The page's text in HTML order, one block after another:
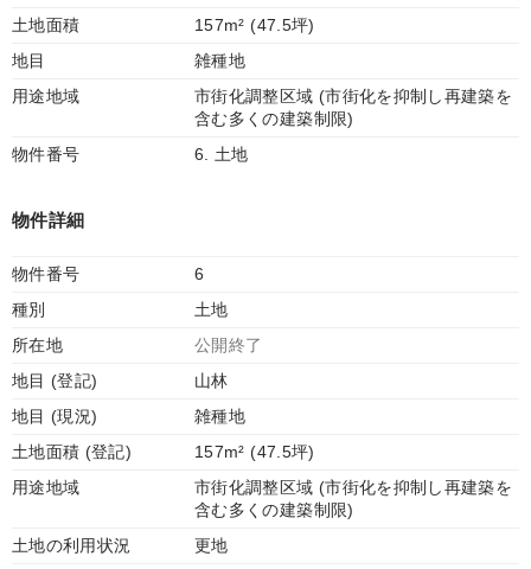
土地面積
157m² (47.5坪)
地目
雑種地
用途地域
市街化調整区域 (市街化を抑制し再建築を
含む多くの建築制限)
物件番号
6. 土地
物件詳細
物件番号
6
種別
土地
所在地
公開終了
地目 (登記)
山林
地目 (現況)
雑種地
土地面積 (登記)
157m² (47.5坪)
用途地域
市街化調整区域 (市街化を抑制し再建築を
含む多くの建築制限)
土地の利用状況
更地